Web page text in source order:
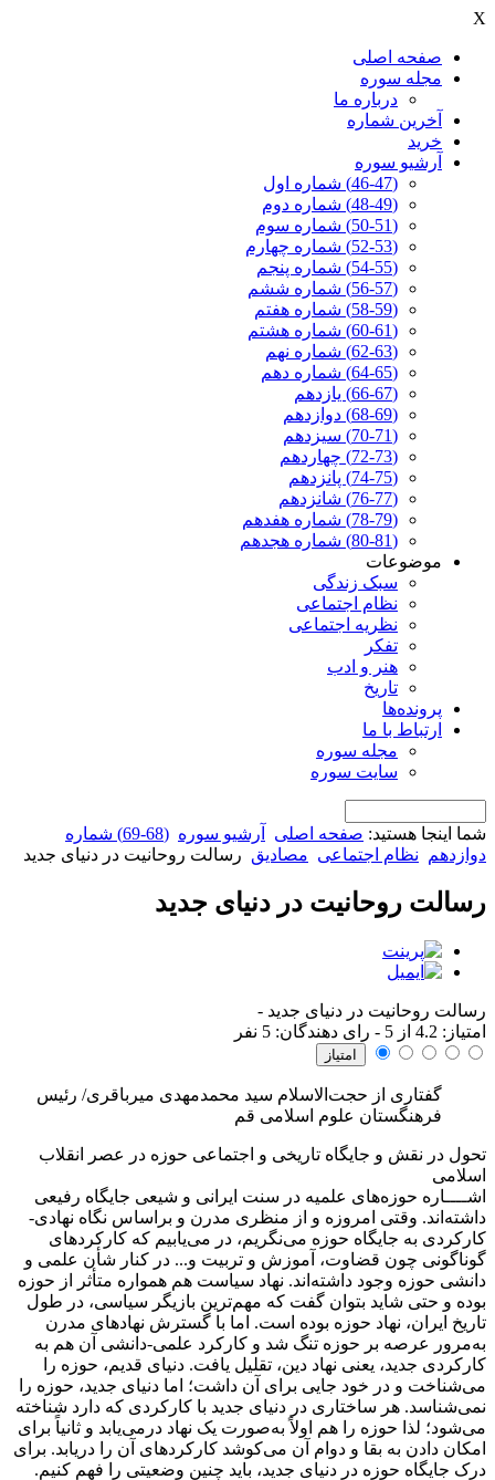
X
صفحه اصلی
مجله سوره
درباره ما
آخرين شماره
خرید
آرشیو سوره
(46-47) شماره اول
(48-49) شماره دوم
(50-51) شماره سوم
(52-53) شماره چهارم
(54-55) شماره پنجم
(56-57) شماره ششم
(58-59) شماره هفتم
(60-61) شماره هشتم
(62-63) شماره نهم
(64-65) شماره دهم
(66-67) یازدهم
(68-69) دوازدهم
(70-71) سیزدهم
(72-73) چهاردهم
(74-75) پانزدهم
(76-77) شانزدهم
(78-79) شماره هفدهم
(80-81) شماره هجدهم
موضوعات
سبک زندگی
نظام اجتماعی
نظریه اجتماعی
تفکر
هنر و ادب
تاریخ
پرونده‌ها
ارتباط با ما
مجله سوره
سایت سوره
شما اینجا هستید: صفحه اصلی آرشیو سوره
(68-69) شماره
دوازدهم
نظام اجتماعی مصادیق رسالت روحانیت در دنیای جدید
رسالت روحانیت در دنیای جدید
رسالت روحانیت در دنیای جدید -
امتياز: 4.2 از 5 - رای دهندگان: 5 نفر
گفتاری از حجت‌الاسلام سید محمدمهدی میرباقری/ رئیس
فرهنگستان علوم اسلامی قم
تحول در نقش و جایگاه تاریخی و اجتماعی حوزه در عصر انقلاب
اسلامی
اشــــاره حوزه‌های علمیه در سنت ایرانی و شیعی جایگاه رفیعی
داشته‌اند. وقتی امروزه و از منظری مدرن و براساس نگاه نهادی-
کارکردی به جایگاه حوزه می‌نگریم، در می‌یابیم که کارکردهای
گوناگونی چون قضاوت، آموزش و تربیت و... در کنار شأن علمی و
دانشی حوزه وجود داشته‌اند. نهاد سیاست هم همواره متأثر از حوزه
بوده و حتی شاید بتوان گفت که مهم‌ترین بازیگر سیاسی، در طول
تاریخ ایران، نهاد حوزه بوده است. اما با گسترش نهادهای مدرن
به‌مرور عرصه بر حوزه تنگ شد و کارکرد علمی-دانشی آن هم به
کارکردی جدید، یعنی نهاد دین، تقلیل یافت. دنیای قدیم، حوزه را
می‌شناخت و در خود جایی برای آن داشت؛ اما دنیای جدید، حوزه را
نمی‌شناسد. هر ساختاری در دنیای جدید با کارکردی که دارد شناخته
می‌شود؛ لذا حوزه را هم اولاً به‌صورت یک نهاد درمی‌یابد و ثانیاً برای
امکان ‌دادن به بقا و دوام آن می‌کوشد کارکردهای آن را دریابد. برای
درک جایگاه حوزه در دنیای جدید، باید چنین وضعیتی را فهم کنیم.